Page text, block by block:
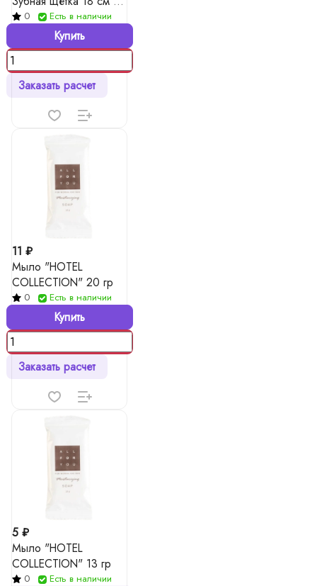
зубная паста в тубе 4
0 Есть в наличии
Купить
Заказать расчет
11 ₽
Мыло "HOTEL
COLLECTION" 20 гр
0 Есть в наличии
Купить
Заказать расчет
5 ₽
Мыло "HOTEL
COLLECTION" 13 гр
0 Есть в наличии